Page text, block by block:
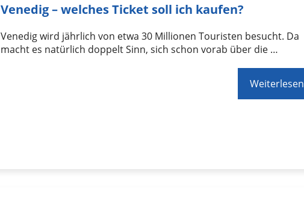
Venedig – welches Ticket soll ich kaufen?
Venedig wird jährlich von etwa 30 Millionen Touristen besucht. Da
macht es natürlich doppelt Sinn, sich schon vorab über die …
Weiterlesen